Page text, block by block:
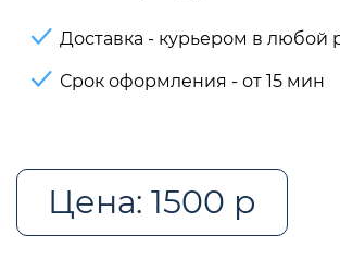
Доставка - курьером в любой
Срок оформления - от 15 мин
Цена: 1500 р